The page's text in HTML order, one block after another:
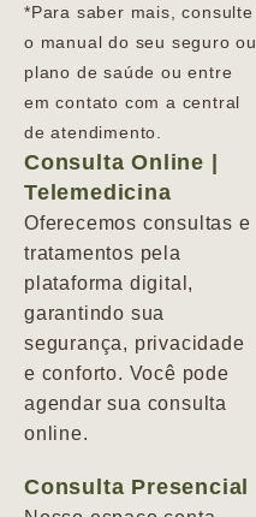
*Para saber mais, consulte
o manual do seu seguro ou
plano de saúde ou entre
em contato com a central
de atendimento.
Consulta Online |
Telemedicina
Oferecemos consultas e
tratamentos pela
plataforma digital,
garantindo sua
segurança, privacidade
e conforto. Você pode
agendar sua consulta
online.
Consulta Presencial